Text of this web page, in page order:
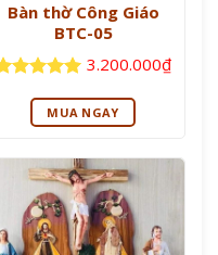
Bàn thờ Công Giáo
BTC-05
5
3.200.000₫
MUA NGAY